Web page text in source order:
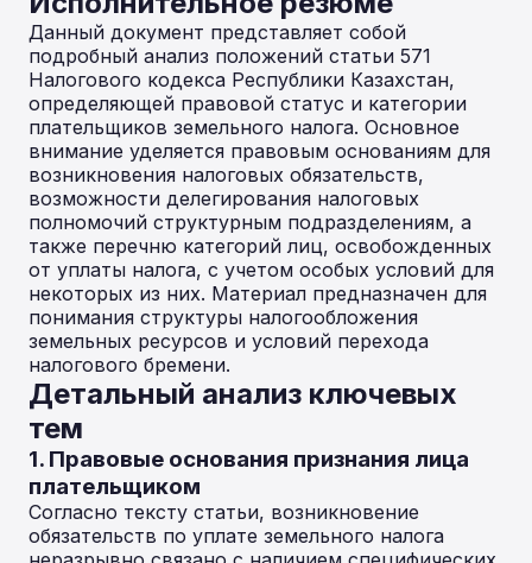
Данный документ представляет собой
подробный анализ положений статьи 571
Налогового кодекса Республики Казахстан,
определяющей правовой статус и категории
плательщиков земельного налога. Основное
внимание уделяется правовым основаниям для
возникновения налоговых обязательств,
возможности делегирования налоговых
полномочий структурным подразделениям, а
также перечню категорий лиц, освобожденных
от уплаты налога, с учетом особых условий для
некоторых из них. Материал предназначен для
понимания структуры налогообложения
земельных ресурсов и условий перехода
налогового бремени.
Детальный анализ ключевых
тем
1. Правовые основания признания лица
плательщиком
Согласно тексту статьи, возникновение
обязательств по уплате земельного налога